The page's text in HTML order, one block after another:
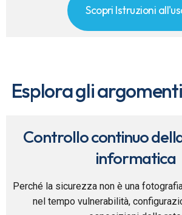
Scopri Istruzioni
Esplora gli
Controllo continuo
informatica
Perché la sicurezza non è una
nel tempo vulnerabilità,